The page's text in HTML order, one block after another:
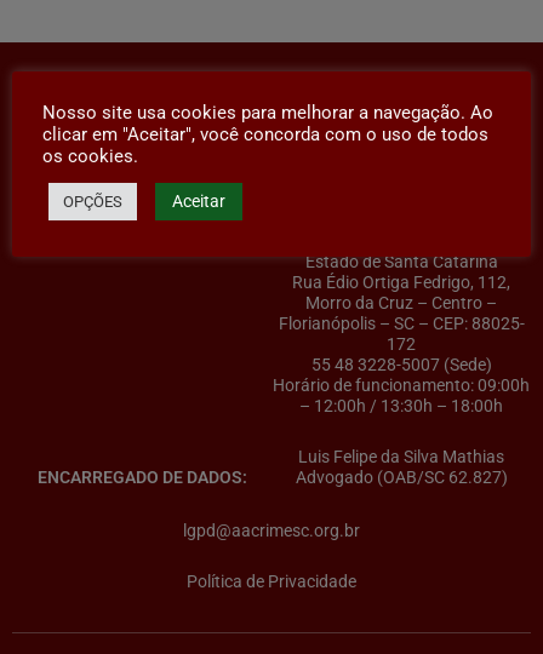
Estado de Santa Catarina
Rua Édio Ortiga Fedrigo, 112,
Morro da Cruz – Centro –
Florianópolis – SC – CEP: 88025-
172
55 48 3228-5007 (Sede)
Horário de funcionamento: 09:00h
– 12:00h / 13:30h – 18:00h
ENCARREGADO DE DADOS:
Luis Felipe da Silva Mathias
Advogado (OAB/SC 62.827)
lgpd@aacrimesc.org.br
Política de Privacidade
Nosso site usa cookies para melhorar a navegação. Ao
clicar em "Aceitar", você concorda com o uso de todos
os cookies.
OPÇÕES Aceitar